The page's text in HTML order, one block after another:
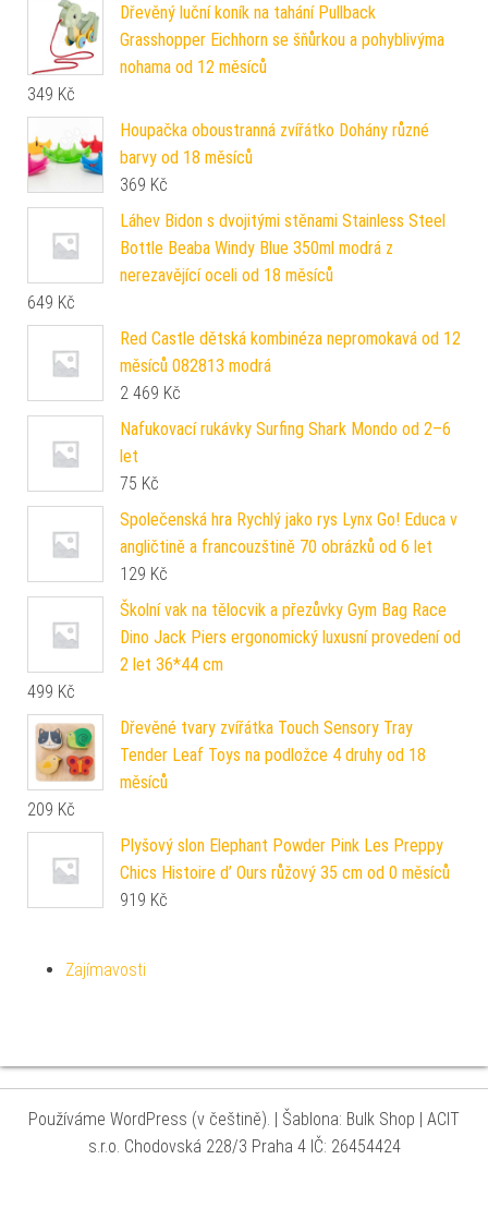
Dřevěný luční koník na tahání Pullback
Grasshopper Eichhorn se šňůrkou a pohyblivýma
nohama od 12 měsíců
349 Kč
Houpačka oboustranná zvířátko Dohány různé
barvy od 18 měsíců
369 Kč
Láhev Bidon s dvojitými stěnami Stainless Steel
Bottle Beaba Windy Blue 350ml modrá z
nerezavějící oceli od 18 měsíců
649 Kč
Red Castle dětská kombinéza nepromokavá od 12
měsíců 082813 modrá
2 469 Kč
Nafukovací rukávky Surfing Shark Mondo od 2–6
let
75 Kč
Společenská hra Rychlý jako rys Lynx Go! Educa v
angličtině a francouzštině 70 obrázků od 6 let
129 Kč
Školní vak na tělocvik a přezůvky Gym Bag Race
Dino Jack Piers ergonomický luxusní provedení od
2 let 36*44 cm
499 Kč
Dřevěné tvary zvířátka Touch Sensory Tray
Tender Leaf Toys na podložce 4 druhy od 18
měsíců
209 Kč
Plyšový slon Elephant Powder Pink Les Preppy
Chics Histoire d’ Ours růžový 35 cm od 0 měsíců
919 Kč
Zajímavosti
Používáme WordPress (v češtině). | Šablona: Bulk Shop | ACIT
s.r.o. Chodovská 228/3 Praha 4 IČ: 26454424